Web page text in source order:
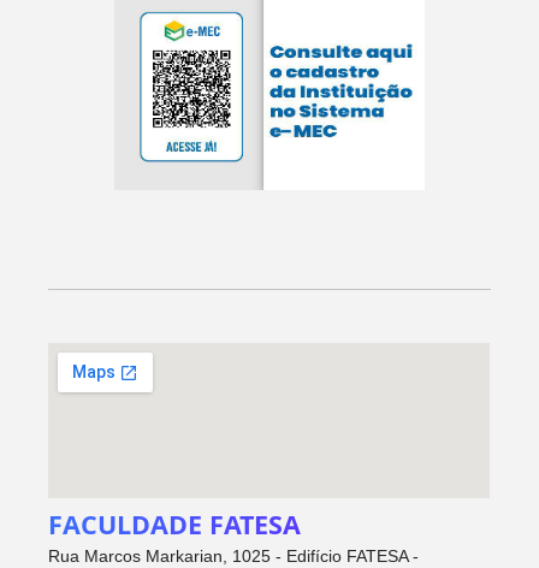
FACULDADE FATESA
Rua Marcos Markarian, 1025 - Edifício FATESA -